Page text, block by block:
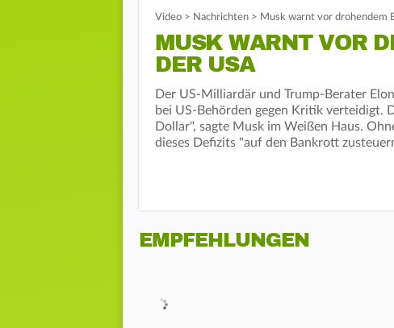
Video > Nachrichten > Musk warnt vor drohendem
MUSK WARNT VOR
DER USA
Der US-Milliardär und Trump-Berater
bei US-Behörden gegen Kritik verteidigt.
Dollar", sagte Musk im Weißen Haus.
dieses Defizits "auf den Bankrott
EMPFEHLUNGEN